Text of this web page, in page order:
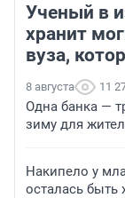
Ученый в
хранит
вуза,
8 августа 11
Одна банка —
зиму для
Накипело у
осталась быть